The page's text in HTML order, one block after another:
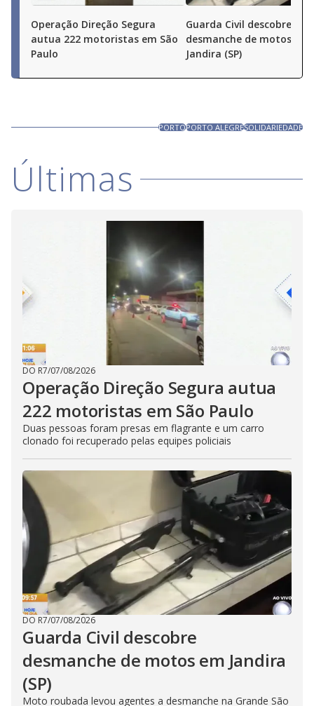
Operação Direção Segura
autua 222 motoristas em São
Paulo
Guarda Civil descobre
desmanche de motos em
Jandira (SP)
PORTOPORTO ALEGRESOLIDARIEDADE
Últimas
DO R7/07/08/2026
Operação Direção Segura autua
222 motoristas em São Paulo
Duas pessoas foram presas em flagrante e um carro
clonado foi recuperado pelas equipes policiais
DO R7/07/08/2026
Guarda Civil descobre
desmanche de motos em Jandira
(SP)
Moto roubada levou agentes a desmanche na Grande São